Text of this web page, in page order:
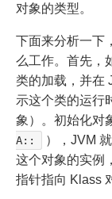
对象的类型。
下面来分析一下
么工作。首先，
类的加载，并在
示这个类的运行
象）。初始化对
A::
），JVM
这个对象的实例
指针指向 Klass